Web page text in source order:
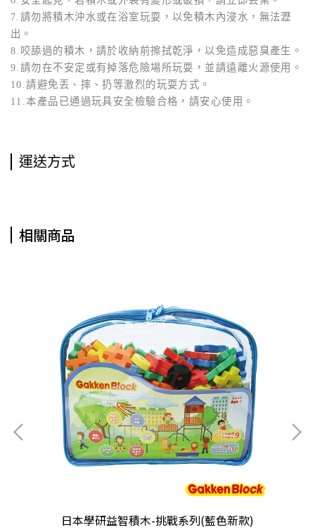
7.請勿將積木沖水或在浴室玩耍，以免積木內浸水，無法瀝
出。
8.咬舔過的積木，請於收納前擦拭乾淨，以免造成惡臭產生。
9.請勿在不安定或有掉落危險場所玩耍，並請遠離火源使用。
10.請避免丟、摔、扔等激烈的玩耍方式。
11.本產品已通過玩具安全檢驗合格，請安心使用。
運送方式
相關商品
日本學研益智積木-挑戰系列(藍色新款)